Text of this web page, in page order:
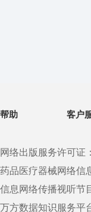
帮助 客户
网络出版服务许可证
药品医疗器械网络信
信息网络传播视听节
万方数据知识服务平